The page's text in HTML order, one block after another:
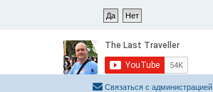
Связаться с администрацией